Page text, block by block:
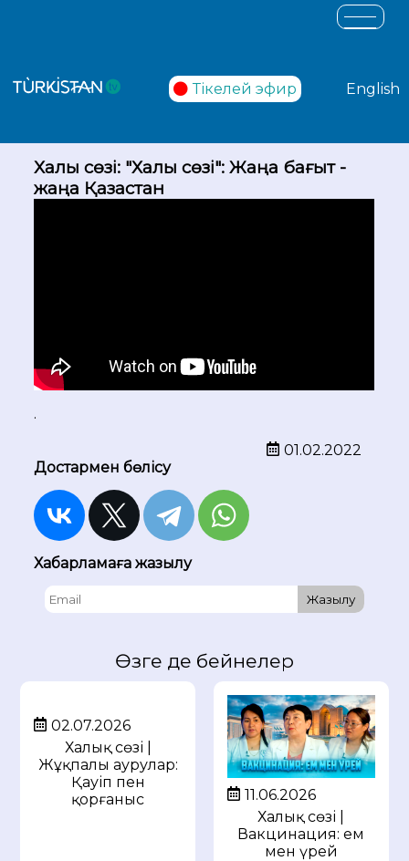
Тікелей эфир English
Халық сөзі: "Халық сөзі": Жаңа бағыт -
жаңа Қазақстан
.
01.02.2022
Достармен бөлісу
Хабарламаға жазылу
Жазылу
Өзге де бейнелер
02.07.2026
Халық сөзі |
Жұқпалы аурулар:
Қауіп пен
қорғаныс
11.06.2026
Халық сөзі |
Вакцинация: ем
мен үрей